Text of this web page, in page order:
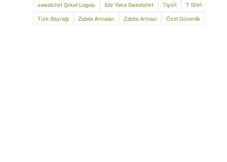
sweatshirt Şirket Logolu
Sıfır Yaka Sweatshirt Tişört
T Shirt
Türk Bayrağı
Zabıta Armaları Zabıta Arması Özel Güvenlik